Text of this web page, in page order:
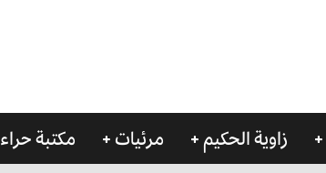
زاوية الحكيم مرئيات مكتبة حراء